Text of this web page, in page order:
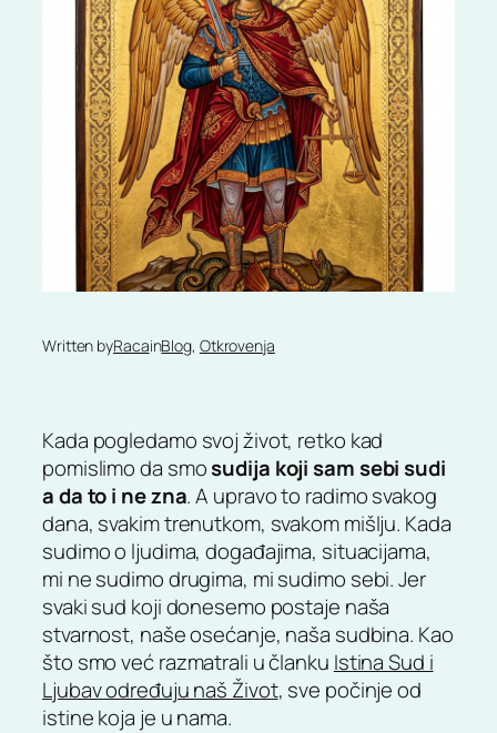
Written byRacainBlog, Otkrovenja
Kada pogledamo svoj život, retko kad
pomislimo da smosudija koji sam sebi sudi
a da to i ne zna. A upravo to radimo svakog
dana, svakim trenutkom, svakom mišlju. Kada
sudimo o ljudima, događajima, situacijama,
mi ne sudimo drugima, mi sudimo sebi. Jer
svaki sud koji donesemo postaje naša
stvarnost, naše osećanje, naša sudbina. Kao
što smo već razmatrali u članku Istina Sud i
Ljubav određuju naš Život, sve počinje od
istine koja je u nama.